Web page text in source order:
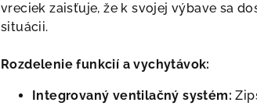
vreciek zaisťuje, že k svojej výbave sa
situácii.
Rozdelenie funkcií a vychytávok:
Integrovaný ventilačný systém: